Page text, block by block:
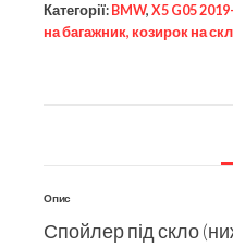
Категорії: BMW, X5 G05 2019-
на багажник, козирок на
Опис
Спойлер під скло